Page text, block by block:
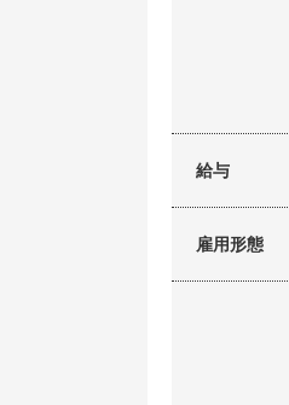
給与
雇用形態